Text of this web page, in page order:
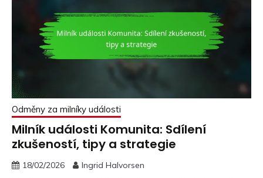
Odměny za milníky události
Milník události Komunita: Sdílení
zkušeností, tipy a strategie
18/02/2026 Ingrid Halvorsen